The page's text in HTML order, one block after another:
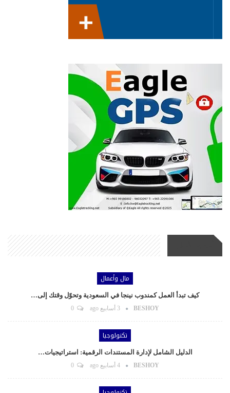
مال وأعمال
كيف تبدأ العمل كمندوب نينجا في السعودية وتحوّل وقتك إلى…
BESHOY 3 أسابيع ago
تكنولوجيا
الدليل الشامل لإدارة المستندات الرقمية: استراتيجيات…
BESHOY 4 أسابيع ago